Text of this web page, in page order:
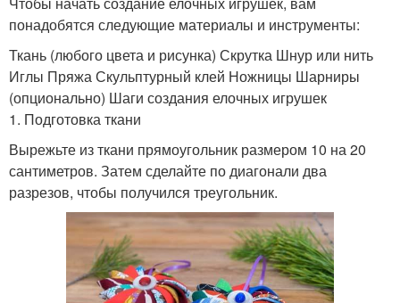
понадобятся следующие материалы и инструменты:
Ткань (любого цвета и рисунка) Скрутка Шнур или нить
Иглы Пряжа Скульптурный клей Ножницы Шарниры
(опционально) Шаги создания елочных игрушек
1. Подготовка ткани
Вырежьте из ткани прямоугольник размером 10 на 20
сантиметров. Затем сделайте по диагонали два
разрезов, чтобы получился треугольник.